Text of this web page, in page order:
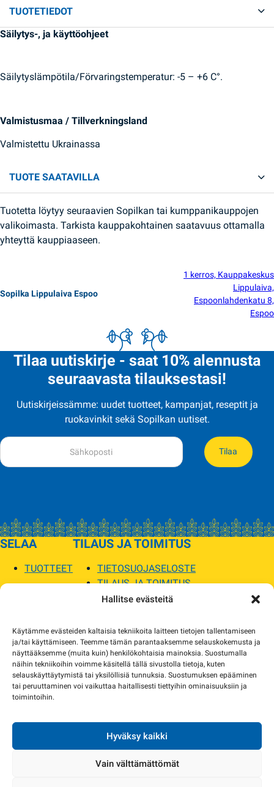
Hallitse evästeitä
Käytämme evästeiden kaltaisia tekniikoita laitteen tietojen tallentamiseen
ja/tai käyttämiseen. Teemme tämän parantaaksemme selauskokemusta ja
näyttääksemme (muita kuin) henkilökohtaisia mainoksia. Suostumalla
näihin tekniikoihin voimme käsitellä tällä sivustolla tietoja, kuten
selauskäyttäytymistä tai yksilöllisiä tunnuksia. Suostumuksen epääminen
tai peruuttaminen voi vaikuttaa haitallisesti tiettyihin ominaisuuksiin ja
toimintoihin.
Hyväksy kaikki
Vain välttämättömät
TUOTETIEDOT
Säilytys-, ja käyttöohjeet
Säilytyslämpötila/Förvaringstemperatur: -5 – +6 C°.
Valmistusmaa / Tillverkningsland
Valmistettu Ukrainassa
TUOTE SAATAVILLA
Tuotetta löytyy seuraavien Sopilkan tai kumppanikauppojen
valikoimasta. Tarkista kauppakohtainen saatavuus ottamalla
yhteyttä kauppiaaseen.
Sopilka Lippulaiva Espoo
1 kerros, Kauppakeskus
Lippulaiva,
Espoonlahdenkatu 8,
Espoo
Tilaa uutiskirje - saat 10% alennusta
seuraavasta tilauksestasi!
Uutiskirjeissämme: uudet tuotteet, kampanjat, reseptit ja
ruokavinkit sekä Sopilkan uutiset.
Tilaa
SELAA
TUOTTEET
TILAUS JA TOIMITUS
TIETOSUOJASELOSTE
TILAUS JA TOIMITUS
TOIMITUSEHDOT
MYYMÄLÄT JA YHTEYSTIEDOT
USEIN KYSYTYT
AJANKOHTAISTA
yhteyttä ja sovimme korvaavista tuotteista.